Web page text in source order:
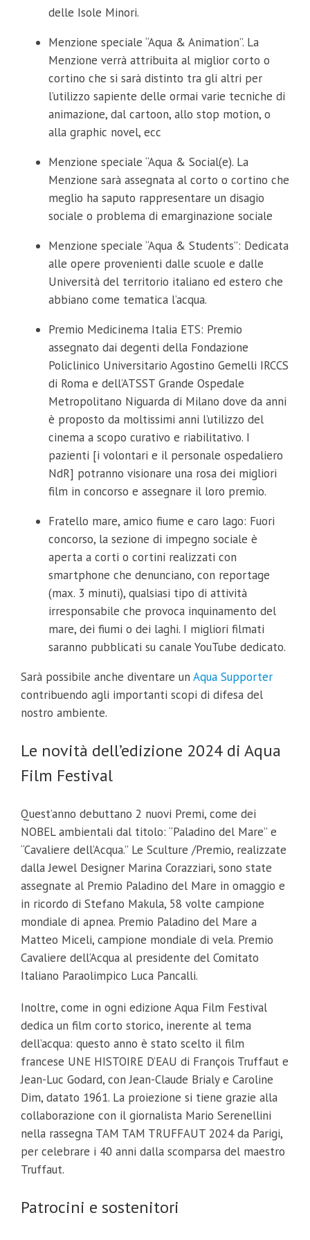
delle Isole Minori.
Menzione speciale “Aqua & Animation”. La
Menzione verrà attribuita al miglior corto o
cortino che si sarà distinto tra gli altri per
l’utilizzo sapiente delle ormai varie tecniche di
animazione, dal cartoon, allo stop motion, o
alla graphic novel, ecc
Menzione speciale “Aqua & Social(e). La
Menzione sarà assegnata al corto o cortino che
meglio ha saputo rappresentare un disagio
sociale o problema di emarginazione sociale
Menzione speciale “Aqua & Students”: Dedicata
alle opere provenienti dalle scuole e dalle
Università del territorio italiano ed estero che
abbiano come tematica l’acqua.
Premio Medicinema Italia ETS: Premio
assegnato dai degenti della Fondazione
Policlinico Universitario Agostino Gemelli IRCCS
di Roma e dell’ATSST Grande Ospedale
Metropolitano Niguarda di Milano dove da anni
è proposto da moltissimi anni l’utilizzo del
cinema a scopo curativo e riabilitativo. I
pazienti [i volontari e il personale ospedaliero
NdR] potranno visionare una rosa dei migliori
film in concorso e assegnare il loro premio.
Fratello mare, amico fiume e caro lago: Fuori
concorso, la sezione di impegno sociale è
aperta a corti o cortini realizzati con
smartphone che denunciano, con reportage
(max. 3 minuti), qualsiasi tipo di attività
irresponsabile che provoca inquinamento del
mare, dei fiumi o dei laghi. I migliori filmati
saranno pubblicati su canale YouTube dedicato.
Sarà possibile anche diventare un Aqua Supporter
contribuendo agli importanti scopi di difesa del
nostro ambiente.
Le novità dell’edizione 2024 di Aqua
Film Festival
Quest’anno debuttano 2 nuovi Premi, come dei
NOBEL ambientali dal titolo: “Paladino del Mare” e
“Cavaliere dell’Acqua.” Le Sculture /Premio, realizzate
dalla Jewel Designer Marina Corazziari, sono state
assegnate al Premio Paladino del Mare in omaggio e
in ricordo di Stefano Makula, 58 volte campione
mondiale di apnea. Premio Paladino del Mare a
Matteo Miceli, campione mondiale di vela. Premio
Cavaliere dell’Acqua al presidente del Comitato
Italiano Paraolimpico Luca Pancalli.
Inoltre, come in ogni edizione Aqua Film Festival
dedica un film corto storico, inerente al tema
dell’acqua: questo anno è stato scelto il film
francese UNE HISTOIRE D’EAU di François Truffaut e
Jean-Luc Godard, con Jean-Claude Brialy e Caroline
Dim, datato 1961. La proiezione si tiene grazie alla
collaborazione con il giornalista Mario Serenellini
nella rassegna TAM TAM TRUFFAUT 2024 da Parigi,
per celebrare i 40 anni dalla scomparsa del maestro
Truffaut.
Patrocini e sostenitori